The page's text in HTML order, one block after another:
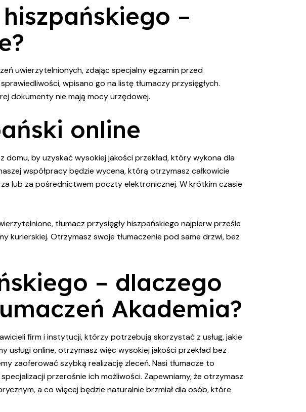
–
uwierzytelnionych, zdając specjalny egzamin przed
wpisano go na listę tłumaczy przysięgłych.
dokumenty nie mają mocy urzędowej.
online
domu, by uzyskać wysokiej jakości przekład, który wykona dla
współpracy będzie wycena, którą otrzymasz całkowicie
lub za pośrednictwem poczty elektronicznej. W krótkim czasie
tłumacz przysięgły hiszpańskiego najpierw prześle
kurierskiej. Otrzymasz swoje tłumaczenie pod same drzwi, bez
– dlaczego
Akademia?
firm i instytucji, którzy potrzebują skorzystać z usług, jakie
usługi online, otrzymasz więc wysokiej jakości przekład bez
zaoferować szybką realizację zleceń. Nasi tłumacze to
przerośnie ich możliwości. Zapewniamy, że otrzymasz
a co więcej będzie naturalnie brzmiał dla osób, które